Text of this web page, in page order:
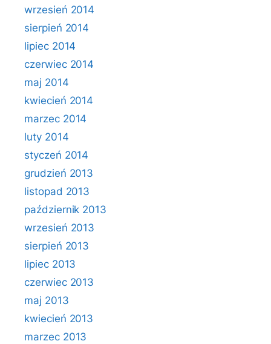
wrzesień 2014
sierpień 2014
lipiec 2014
czerwiec 2014
maj 2014
kwiecień 2014
marzec 2014
luty 2014
styczeń 2014
grudzień 2013
listopad 2013
październik 2013
wrzesień 2013
sierpień 2013
lipiec 2013
czerwiec 2013
maj 2013
kwiecień 2013
marzec 2013